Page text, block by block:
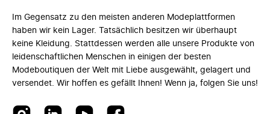
Im Gegensatz zu den meisten anderen Modeplattformen
haben wir kein Lager. Tatsächlich besitzen wir überhaupt
keine Kleidung. Stattdessen werden alle unsere Produkte von
leidenschaftlichen Menschen in einigen der besten
Modeboutiquen der Welt mit Liebe ausgewählt, gelagert und
versendet. Wir hoffen es gefällt Ihnen! Wenn ja, folgen Sie uns!